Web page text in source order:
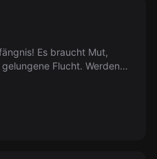
Es braucht Mut,
Flucht. Werden